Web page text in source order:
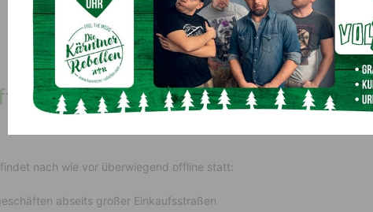
Stationärer Handel hat die Nase
nach wie vor überwiegend offline statt:
abseits großer Einkaufsstraßen